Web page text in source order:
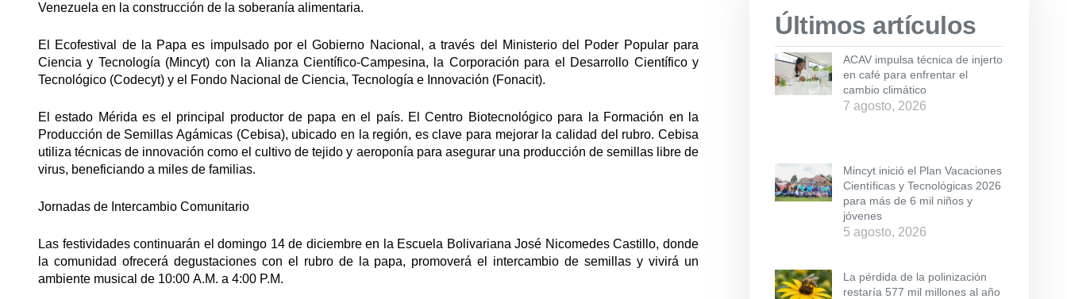
Venezuela en la construcción de la soberanía alimentaria.
El Ecofestival de la Papa es impulsado por el Gobierno Nacional, a través del Ministerio del Poder Popular para
Ciencia y Tecnología (Mincyt) con la Alianza Científico-Campesina, la Corporación para el Desarrollo Científico y
Tecnológico (Codecyt) y el Fondo Nacional de Ciencia, Tecnología e Innovación (Fonacit).
El estado Mérida es el principal productor de papa en el país. El Centro Biotecnológico para la Formación en la
Producción de Semillas Agámicas (Cebisa), ubicado en la región, es clave para mejorar la calidad del rubro. Cebisa
utiliza técnicas de innovación como el cultivo de tejido y aeroponía para asegurar una producción de semillas libre de
virus, beneficiando a miles de familias.
Jornadas de Intercambio Comunitario
Las festividades continuarán el domingo 14 de diciembre en la Escuela Bolivariana José Nicomedes Castillo, donde
la comunidad ofrecerá degustaciones con el rubro de la papa, promoverá el intercambio de semillas y vivirá un
ambiente musical de 10:00 A.M. a 4:00 P.M.
Últimos artículos
ACAV impulsa técnica de injerto
en café para enfrentar el
cambio climático
7 agosto, 2026
Mincyt inició el Plan Vacaciones
Científicas y Tecnológicas 2026
para más de 6 mil niños y
jóvenes
5 agosto, 2026
La pérdida de la polinización
restaría 577 mil millones al año